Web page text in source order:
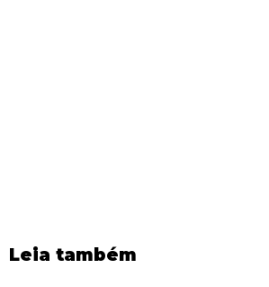
Leia também